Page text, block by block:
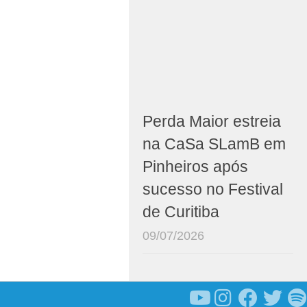
Perda Maior estreia
na CaSa SLamB em
Pinheiros após
sucesso no Festival
de Curitiba
09/07/2026